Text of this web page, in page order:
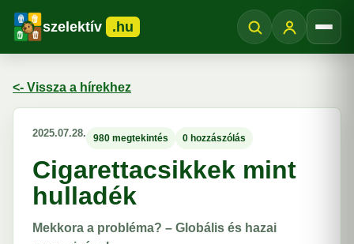
szelektív .hu
<- Vissza a hírekhez
2025.07.28. 980 megtekintés 0 hozzászólás
Cigarettacsikkek mint
hulladék
Mekkora a probléma? – Globális és hazai